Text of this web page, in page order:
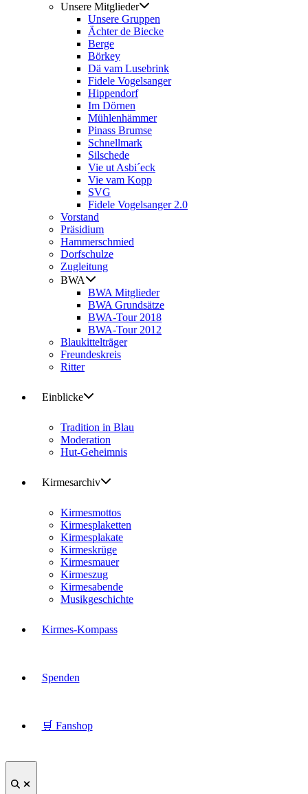
Unsere Mitglieder
Unsere Gruppen
Ächter de Biecke
Berge
Börkey
Dä vam Lusebrink
Fidele Vogelsanger
Hippendorf
Im Dörnen
Mühlenhämmer
Pinass Brumse
Schnellmark
Silschede
Vie ut Asbi´eck
Vie vam Kopp
SVG
Fidele Vogelsanger 2.0
Vorstand
Präsidium
Hammerschmied
Dorfschulze
Zugleitung
BWA
BWA Mitglieder
BWA Grundsätze
BWA-Tour 2018
BWA-Tour 2012
Blaukittelträger
Freundeskreis
Ritter
Einblicke
Tradition in Blau
Moderation
Hut-Geheimnis
Kirmesarchiv
Kirmesmottos
Kirmesplaketten
Kirmesplakate
Kirmeskrüge
Kirmesmauer
Kirmeszug
Kirmesabende
Musikgeschichte
Kirmes-Kompass
Spenden
🛒 Fanshop
Suche